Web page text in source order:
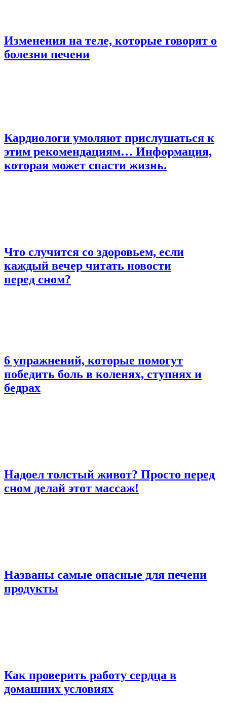
Изменения на теле, которые говорят о
болезни печени
Кардиологи умоляют прислушаться к
этим рекомендациям… Информация,
которая может спасти жизнь.
Что случится со здоровьем, если
каждый вечер читать новости
перед сном?
6 упражнений, которые помогут
победить боль в коленях, ступнях и
бедрах
Надоел толстый живот? Просто перед
сном делай этот массаж!
Названы самые опасные для печени
продукты
Как проверить работу сердца в
домашних условиях